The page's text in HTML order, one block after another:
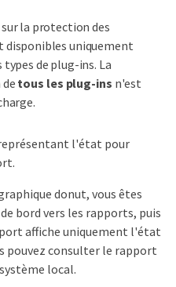
la protection des
disponibles uniquement
de plug-ins. La
tous les plug-ins n'est
l'état pour
donut, vous êtes
bord vers les rapports, puis
affiche uniquement l'état
pouvez consulter le rapport
local.